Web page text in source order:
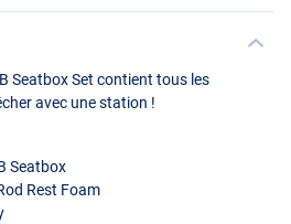
Seatbox Set contient tous les
avec une station !
Seatbox
Rest Foam